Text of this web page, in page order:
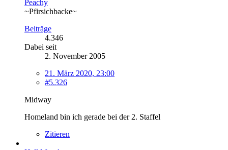
Peachy
~Pfirsichbacke~
Beiträge
4.346
Dabei seit
2. November 2005
21. März 2020, 23:00
#5.326
Midway
Homeland bin ich gerade bei der 2. Staffel
Zitieren